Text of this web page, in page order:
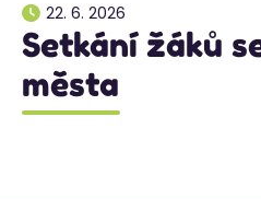
22. 6. 2026
Setkání žáků
města